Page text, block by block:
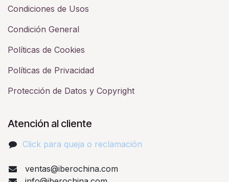
Condiciones de Usos
Condición General
Políticas de Cookies
Políticas de Privacidad
Protección de Datos y Copyright
Atención al cliente
Click para queja o reclamación​
ventas@iberochina.com